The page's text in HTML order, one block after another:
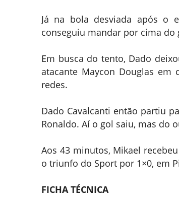
Já na bola desviada após o
conseguiu mandar por cima do
Em busca do tento, Dado
atacante Maycon Douglas em
redes.
Dado Cavalcanti então partiu
Ronaldo. Aí o gol saiu, mas do
Aos 43 minutos, Mikael
o triunfo do Sport por 1×0, em
FICHA TÉCNICA